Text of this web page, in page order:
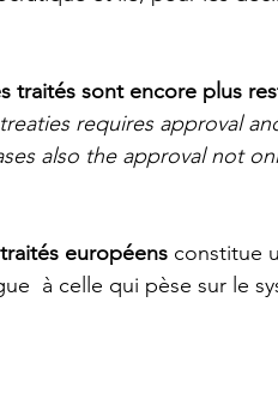
traités sont encore plus
requires approval
also the approval not
européens constitue
à celle qui pèse sur le